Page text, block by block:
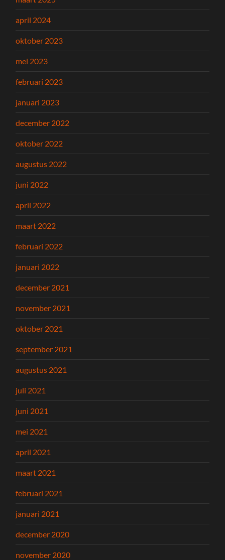
april 2024
oktober 2023
mei 2023
februari 2023
januari 2023
december 2022
oktober 2022
augustus 2022
juni 2022
april 2022
maart 2022
februari 2022
januari 2022
december 2021
november 2021
oktober 2021
september 2021
augustus 2021
juli 2021
juni 2021
mei 2021
april 2021
maart 2021
februari 2021
januari 2021
december 2020
november 2020